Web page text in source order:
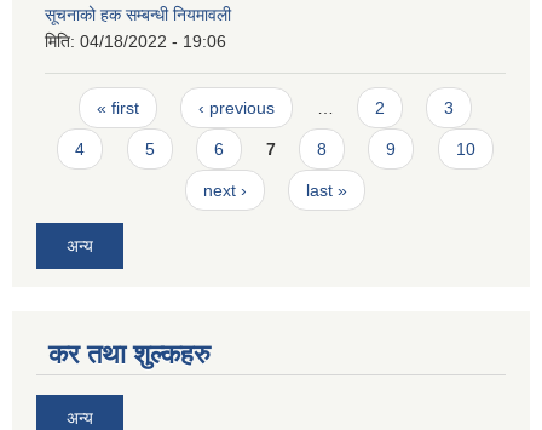
सूचनाको हक सम्बन्धी नियमावली
मिति: 04/18/2022 - 19:06
Pages
« first ‹ previous 2 3
4 5 6 7 8 9 10
next › last »
अन्य
कर तथा शुल्कहरु
अन्य